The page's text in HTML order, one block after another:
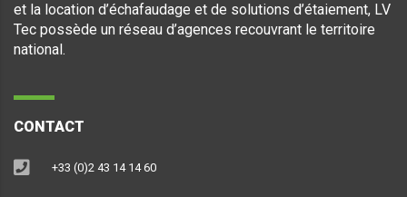
et la location d’échafaudage et de solutions d’étaiement, LV
Tec possède un réseau d’agences recouvrant le territoire
national.
CONTACT
+33 (0)2 43 14 14 60